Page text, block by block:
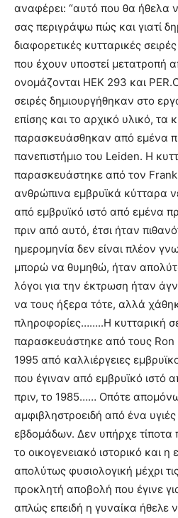
αναφέρει: “αυτό που θα ήθελα
σας περιγράψω πώς και γιατί
διαφορετικές κυτταρικές
που έχουν υποστεί μετατροπή
ονομάζονται HEK 293 και
σειρές δημιουργήθηκαν στο
επίσης και το αρχικό υλικό, τα
παρασκευάσθηκαν από εμένα
πανεπιστήμιο του Leiden. Η
παρασκευάστηκε από τον
ανθρώπινα εμβρυϊκά κύτταρα
από εμβρυϊκό ιστό από εμένα
πριν από αυτό, έτσι ήταν
ημερομηνία δεν είναι πλέον
μπορώ να θυμηθώ, ήταν
λόγοι για την έκτρωση ήταν
να τους ήξερα τότε, αλλά
πληροφορίες……..Η κυτταρική
παρασκευάστηκε από τους Ron
1995 από καλλιέργειες
που έγιναν από εμβρυϊκό ιστό
πριν, το 1985…… Οπότε
αμφιβληστροειδή από ένα
εβδομάδων. Δεν υπήρχε
το οικογενειακό ιστορικό και
απολύτως φυσιολογική μέχρι
προκλητή αποβολή που έγινε
απλώς επειδή η γυναίκα ήθελε